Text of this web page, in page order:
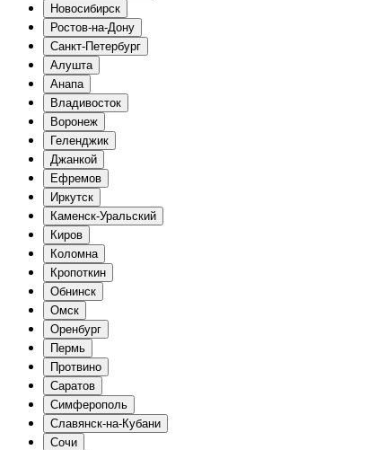
Новосибирск
Ростов-на-Дону
Санкт-Петербург
Алушта
Анапа
Владивосток
Воронеж
Геленджик
Джанкой
Ефремов
Иркутск
Каменск-Уральский
Киров
Коломна
Кропоткин
Обнинск
Омск
Оренбург
Пермь
Протвино
Саратов
Симферополь
Славянск-на-Кубани
Сочи